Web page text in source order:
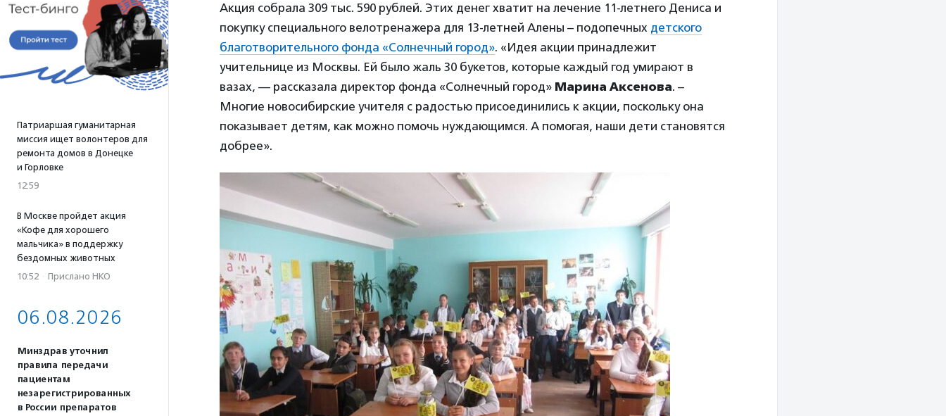
Патриаршая гуманитарная
миссия ищет волонтеров для
ремонта домов в Донецке
и Горловке
12:59
В Москве пройдет акция
«Кофе для хорошего
мальчика» в поддержку
бездомных животных
10:52 · Прислано НКО
06.08.2026
Минздрав уточнил
правила передачи
пациентам
незарегистрированных
в России препаратов
Акция собрала 309 тыс. 590 рублей. Этих денег хватит на лечение 11-летнего Дениса и
покупку специального велотренажера для 13-летней Алены – подопечных детского
благотворительного фонда «Солнечный город». «Идея акции принадлежит
учительнице из Москвы. Ей было жаль 30 букетов, которые каждый год умирают в
вазах, — рассказала директор фонда «Солнечный город» Марина Аксенова. –
Многие новосибирские учителя с радостью присоединились к акции, поскольку она
показывает детям, как можно помочь нуждающимся. А помогая, наши дети становятся
добрее».